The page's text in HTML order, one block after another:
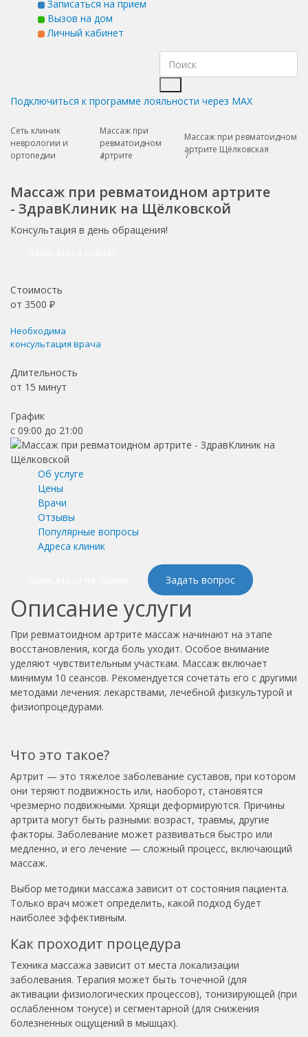
Записаться на прием
Вызов на дом
Личный кабинет
Подключиться к программе лояльности через MAX
Сеть клиник
неврологии и
ортопедии
Массаж при
ревматоидном
артрите
Массаж при ревматоидном
артрите Щёлковская
Массаж при ревматоидном артрите
- ЗдравКлиник на Щёлковской
Консультация в день обращения!
Стоимость
от 3500 ₽
Необходима
консультация врача
Длительность
от 15 минут
График
с 09:00 до 21:00
Об услуге
Цены
Врачи
Отзывы
Популярные вопросы
Адреса клиник
Задать вопрос
Описание услуги
При ревматоидном артрите массаж начинают на этапе
восстановления, когда боль уходит. Особое внимание
уделяют чувствительным участкам. Массаж включает
минимум 10 сеансов. Рекомендуется сочетать его с другими
методами лечения: лекарствами, лечебной физкультурой и
физиопроцедурами.
Что это такое?
Артрит — это тяжелое заболевание суставов, при котором
они теряют подвижность или, наоборот, становятся
чрезмерно подвижными. Хрящи деформируются. Причины
артрита могут быть разными: возраст, травмы, другие
факторы. Заболевание может развиваться быстро или
медленно, и его лечение — сложный процесс, включающий
массаж.
Выбор методики массажа зависит от состояния пациента.
Только врач может определить, какой подход будет
наиболее эффективным.
Как проходит процедура
Техника массажа зависит от места локализации
заболевания. Терапия может быть точечной (для
активации физиологических процессов), тонизирующей (при
ослабленном тонусе) и сегментарной (для снижения
болезненных ощущений в мышцах).